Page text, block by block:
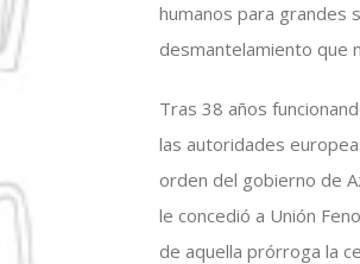
humanos para grandes
desmantelamiento que
Tras 38 años
las autoridades
orden del gobierno de
le concedió a Unión
de aquella prórroga la